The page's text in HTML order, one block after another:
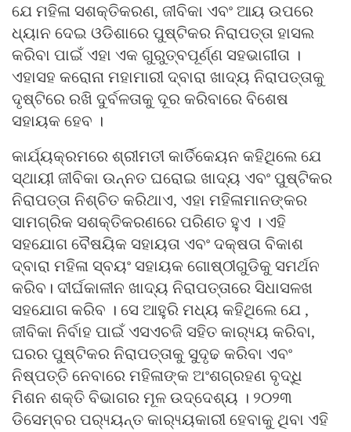
ଯେ ମହିଳା ସଶକ୍ତିକରଣ, ଜୀବିକା ଏବଂ ଆୟ ଉପରେ
ଧ୍ୟାନ ଦେଇ ଓଡିଶାରେ ପୁଷ୍ଟିକର ନିରାପତ୍ତା ହାସଲ
କରିବା ପାଇଁ ଏହା ଏକ ଗୁରୁତ୍ବପୂର୍ଣ୍ଣ ସହଭାଗୀତା ।
ଏହାସହ କରୋନା ମହାମାରୀ ଦ୍ବାରା ଖାଦ୍ୟ ନିରାପତ୍ତାକୁ
ଦୃଷ୍ଟିରେ ରଖି ଦୁର୍ବଳତାକୁ ଦୂର କରିବାରେ ବିଶେଷ
ସହାୟକ ହେବ ।
କାର୍ଯ୍ୟକ୍ରମରେ ଶ୍ରୀମତୀ କାର୍ତିକେୟନ କହିଥିଲେ ଯେ
ସ୍ଥାୟୀ ଜୀବିକା ଉନ୍ନତ ଘରୋଇ ଖାଦ୍ୟ ଏବଂ ପୁଷ୍ଟିକର
ନିରାପତ୍ତା ନିଶ୍ଚିତ କରିଥାଏ, ଏହା ମହିଳାମାନଙ୍କର
ସାମଗ୍ରିକ ସଶକ୍ତିକରଣରେ ପରିଣତ ହୁଏ । ଏହି
ସହଯୋଗ ବୈଷୟିକ ସହାୟତା ଏବଂ ଦକ୍ଷତା ବିକାଶ
ଦ୍ବାରା ମହିଳା ସ୍ବୟଂ ସହାୟକ ଗୋଷ୍ଠୀଗୁଡିକୁ ସମର୍ଥନ
କରିବ। ଦୀର୍ଘକାଳୀନ ଖାଦ୍ୟ ନିରାପତ୍ତାରେ ସିଧାସଳଖ
ସହଯୋଗ କରିବ । ସେ ଆହୁରି ମଧ୍ୟ କହିଥିଲେ ଯେ ,
ଜୀବିକା ନିର୍ବାହ ପାଇଁ ଏସଏଚଜି ସହିତ କାର‌୍ୟ୍ୟ କରିବା,
ଘରର ପୁଷ୍ଟିକର ନିରାପତ୍ତାକୁ ସୁଦୃଢ କରିବା ଏବଂ
ନିଷ୍ପତ୍ତି ନେବାରେ ମହିଳାଙ୍କ ଅଂଶଗ୍ରହଣ ବୃଦ୍ଧି
ମିଶନ ଶକ୍ତି ବିଭାଗର ମୂଳ ଉଦ୍ଦେଶ୍ୟ । ୨୦୨୩
ଡିସେମ୍ବର ପର‌୍ୟ୍ୟନ୍ତ କାର‌୍ୟ୍ୟକାରୀ ହେବାକୁ ଥିବା ଏହି